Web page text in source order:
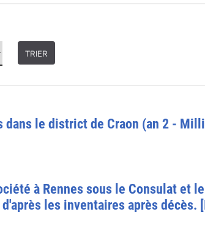
TRIER
dans le district de Craon (an 2 -
à Rennes sous le Consulat et
les inventaires après